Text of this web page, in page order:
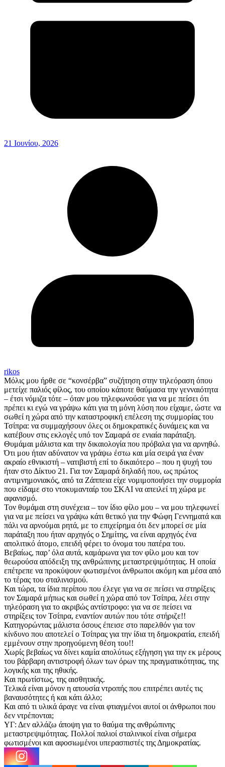
21 Ιουνίου, 2026
rikos
Μόλις μου ήρθε σε “κονσέρβα” συζήτηση στην τηλεόραση όπου
μετείχε παλιός φίλος, του οποίου κάποτε θαύμασα την γενναιότητα
– έτσι νόμιζα τότε – όταν μου τηλεφωνούσε για να με πείσει ότι
πρέπει κι εγώ να γράψω κάτι για τη μόνη λύση που είχαμε, ώστε να
σωθεί η χώρα από την καταστροφική επέλεση της συμμορίας του
Τσίπρα: να συμμαχήσουν όλες οι δημοκρατικές δυνάμεις και να
κατέβουν στις εκλογές υπό τον Σαμαρά σε ενιαία παράταξη.
Θυμάμαι μάλιστα και την δικαιολογία που πρόβαλα για να αρνηθώ.
Ότι μου ήταν αδύνατον να γράψω έστω και μία σειρά για έναν
ακραίο εθνικιστή – νατιβιστή επί το δικαιότερο – που η ψυχή του
ήταν στο Δίκτυο 21. Για τον Σαμαρά δηλαδή που, ως πρώτος
αντιμνημονιακός, από τα Ζάππεια είχε νομιμοποιήσει την συμμορία
που είδαμε στο ντοκυμανταίρ του ΣΚΑΙ να απειλεί τη χώρα με
αφανισμό.
Τον θυμάμαι στη συνέχεια – τον ίδιο φίλο μου – να μου τηλεφωνεί
για να με πείσει να γράψω κάτι θετικό για την Φώφη Γεννηματά και
πάλι να αρνούμαι ρητά, με το επιχείρημα ότι δεν μπορεί σε μία
παράταξη που ήταν αρχηγός ο Σημίτης, να είναι αρχηγός ένα
απολιτικό άτομο, επειδή φέρει το όνομα του πατέρα του.
Βεβαίως, παρ’ όλα αυτά, καμάρωνα για τον φίλο μου και τον
θεωρούσα απόδειξη της ανθρώπινης μεταστρεψιμότητας. Η οποία
επέτρεπε να προκύψουν φωτισμένοι άνθρωποι ακόμη και μέσα από
το τέρας του σταλινισμού.
Και τώρα, τα ίδια περίπου που έλεγε για να σε πείσει να στηρίξεις
τον Σαμαρά μήπως και σωθεί η χώρα από τον Τσίπρα, λέει στην
τηλεόραση για το ακριβώς αντίστροφο: για να σε πείσει να
στηρίξεις τον Τσίπρα, εναντίον αυτών που τότε στήριζε!!
Κατηγορώντας μάλιστα όσους έπεισε στο παρελθόν για τον
κίνδυνο που αποτελεί ο Τσίπρας για την ίδια τη δημοκρατία, επειδή
εμμένουν στην προηγούμενη θέση του!!
Χωρίς βεβαίως να δίνει καμία απολύτως εξήγηση για την εκ μέρους
του βάρβαρη αντιστροφή όλων των όρων της πραγματικότητας, της
λογικής και της ηθικής.
Και πρωτίστως, της αισθητικής.
Τελικά είναι μόνον η απουσία ντροπής που επιτρέπει αυτές τις
βαναυσότητες ή και κάτι άλλο;
Και από τι υλικά άραγε να είναι φτιαγμένοι αυτοί οι άνθρωποι που
δεν ντρέπονται;
ΥΓ: Δεν αλλάζω άποψη για το θαύμα της ανθρώπινης
μεταστρεψιμότητας. Πολλοί παλιοί σταλινικοί είναι σήμερα
φωτισμένοι και αφοσιωμένοι υπερασπιστές της Δημοκρατίας.